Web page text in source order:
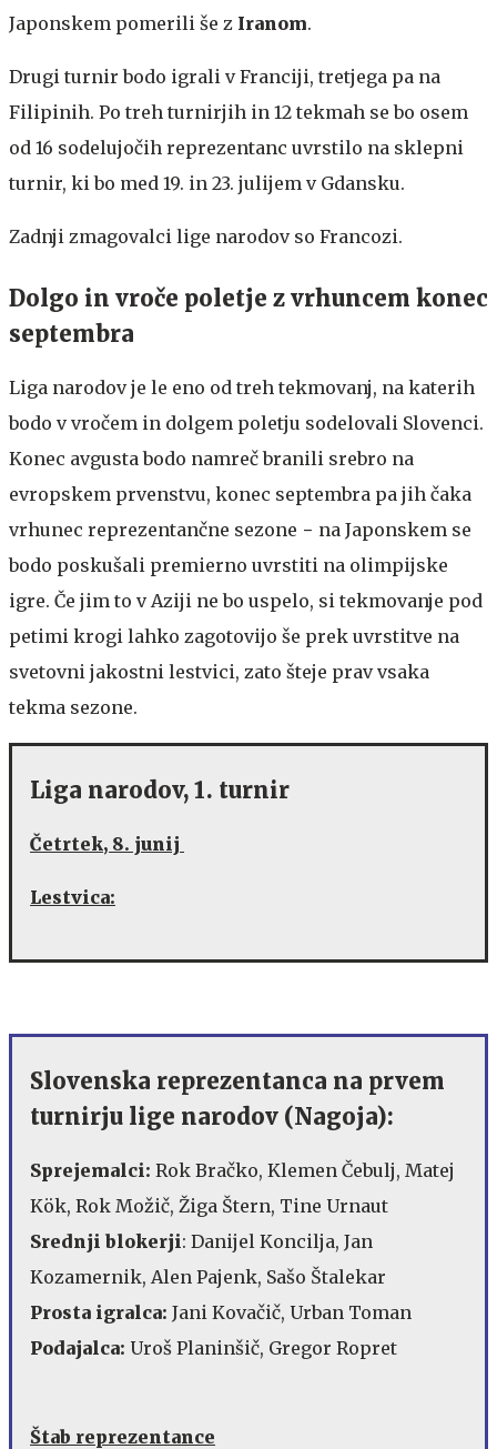
Japonskem pomerili še z Iranom.
Drugi turnir bodo igrali v Franciji, tretjega pa na
Filipinih. Po treh turnirjih in 12 tekmah se bo osem
od 16 sodelujočih reprezentanc uvrstilo na sklepni
turnir, ki bo med 19. in 23. julijem v Gdansku.
Zadnji zmagovalci lige narodov so Francozi.
Dolgo in vroče poletje z vrhuncem konec
septembra
Liga narodov je le eno od treh tekmovanj, na katerih
bodo v vročem in dolgem poletju sodelovali Slovenci.
Konec avgusta bodo namreč branili srebro na
evropskem prvenstvu, konec septembra pa jih čaka
vrhunec reprezentančne sezone − na Japonskem se
bodo poskušali premierno uvrstiti na olimpijske
igre. Če jim to v Aziji ne bo uspelo, si tekmovanje pod
petimi krogi lahko zagotovijo še prek uvrstitve na
svetovni jakostni lestvici, zato šteje prav vsaka
tekma sezone.
Liga narodov, 1. turnir
Četrtek, 8. junij
Lestvica:
Slovenska reprezentanca na prvem
turnirju lige narodov (Nagoja):
Sprejemalci: Rok Bračko, Klemen Čebulj, Matej
Kök, Rok Možič, Žiga Štern, Tine Urnaut
Srednji blokerji: Danijel Koncilja, Jan
Kozamernik, Alen Pajenk, Sašo Štalekar
Prosta igralca: Jani Kovačič, Urban Toman
Podajalca: Uroš Planinšič, Gregor Ropret
Štab reprezentance